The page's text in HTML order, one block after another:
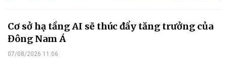
Cơ sở hạ tầng AI sẽ thúc đẩy tăng trưởng của
Đông Nam Á
07/08/2026 11:06